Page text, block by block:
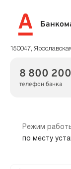
150047,
8 800
телефон банка
Режим
по месту